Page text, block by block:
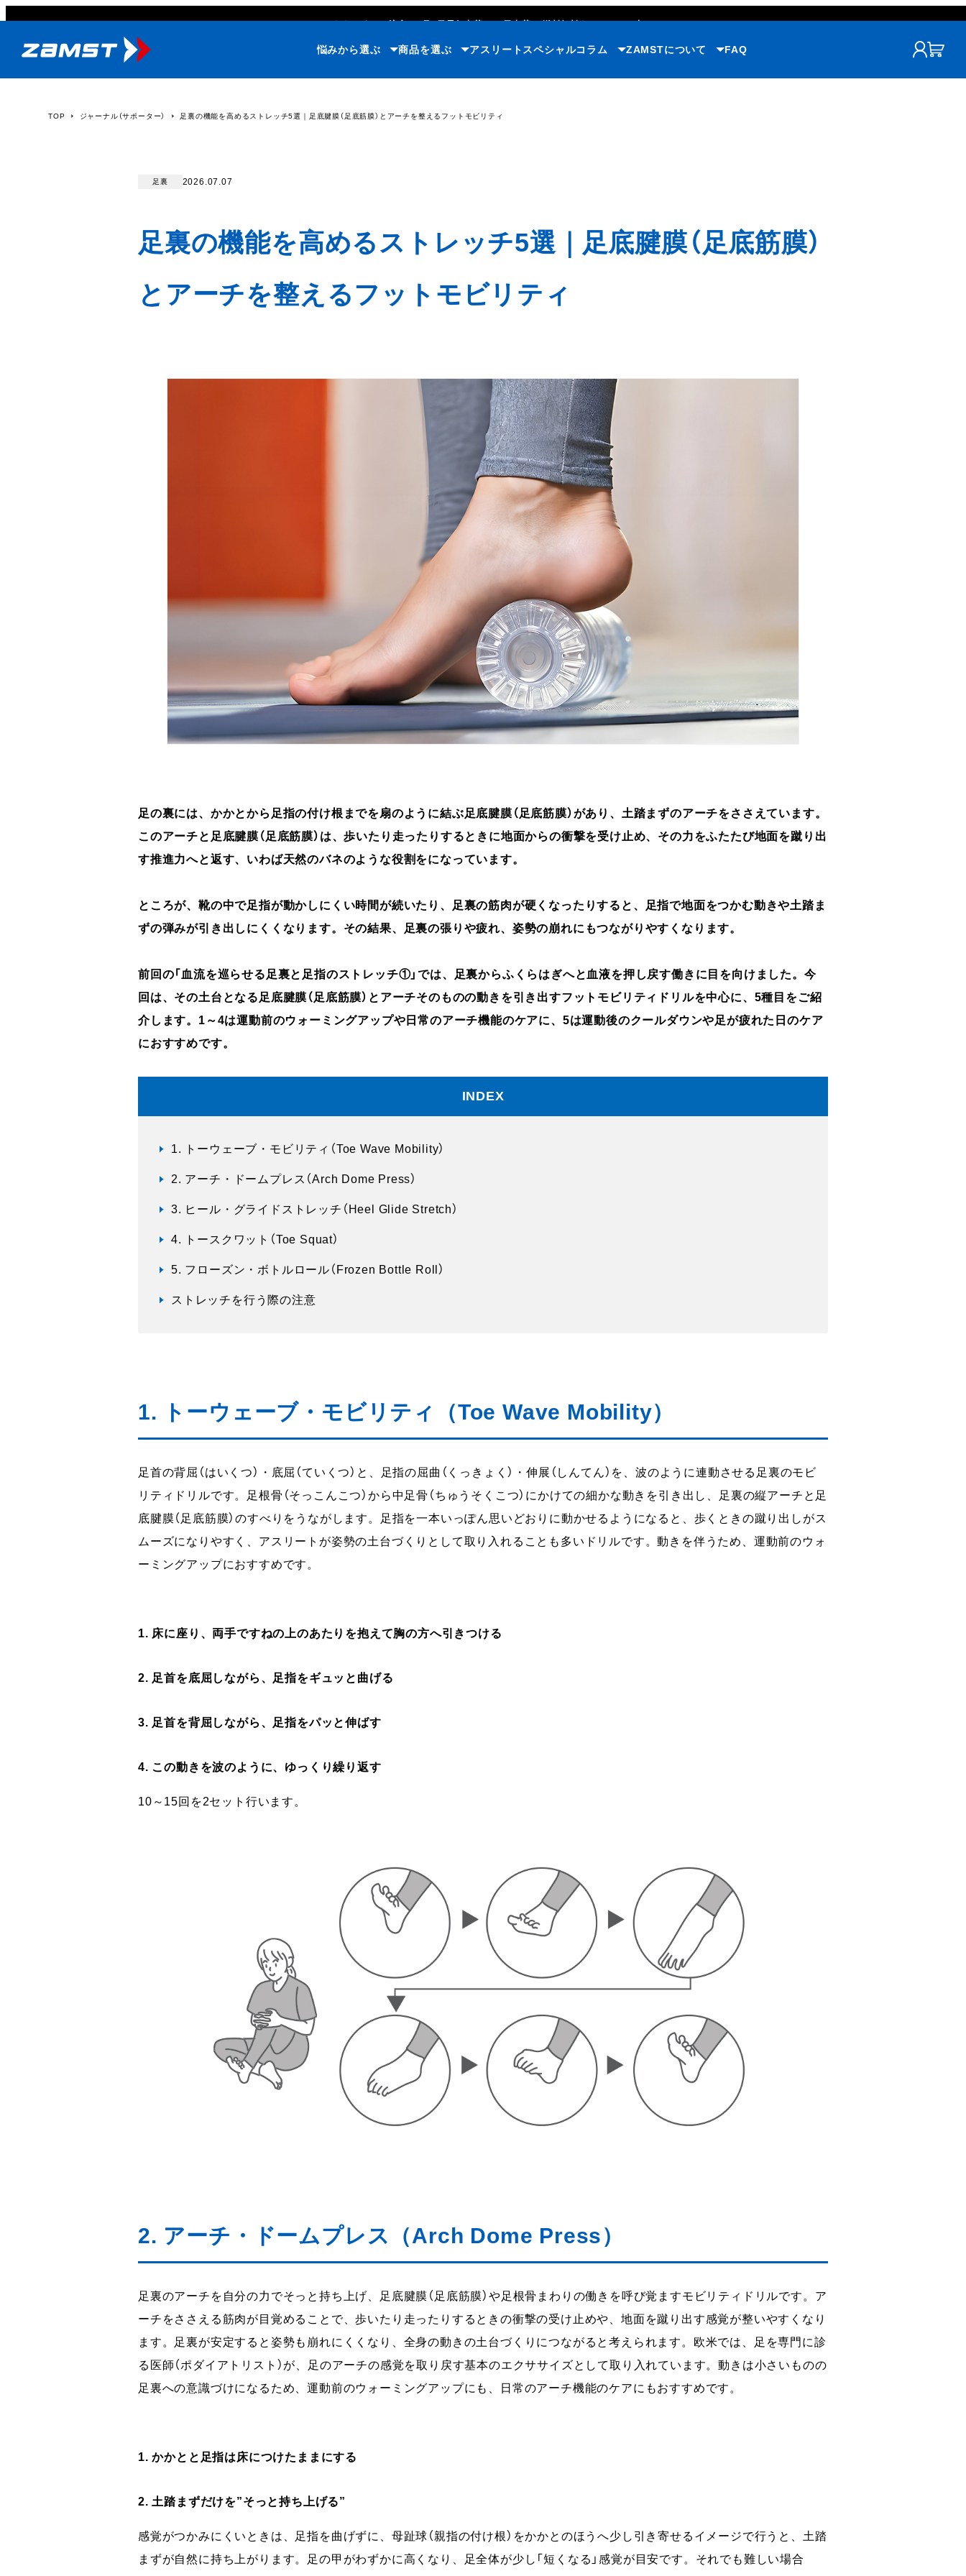
悩みから選ぶ 商品を選ぶ アスリート スペシャルコラム ZAMSTについて FAQ
TOP ジャーナル（サポーター） 足裏の機能を高めるストレッチ5選｜足底腱膜（足底筋膜）とアーチを整えるフットモビリティ
足裏 2026.07.07
足裏の機能を高めるストレッチ5選｜足底腱膜（足底筋膜）
とアーチを整えるフットモビリティ
足の裏には、かかとから足指の付け根までを扇のように結ぶ足底腱膜（足底筋膜）があり、土踏まずのアーチをささえています。
このアーチと足底腱膜（足底筋膜）は、歩いたり走ったりするときに地面からの衝撃を受け止め、その力をふたたび地面を蹴り出
す推進力へと返す、いわば天然のバネのような役割をになっています。
ところが、靴の中で足指が動かしにくい時間が続いたり、足裏の筋肉が硬くなったりすると、足指で地面をつかむ動きや土踏ま
ずの弾みが引き出しにくくなります。その結果、足裏の張りや疲れ、姿勢の崩れにもつながりやすくなります。
前回の「血流を巡らせる足裏と足指のストレッチ①」では、足裏からふくらはぎへと血液を押し戻す働きに目を向けました。今
回は、その土台となる足底腱膜（足底筋膜）とアーチそのものの動きを引き出すフットモビリティドリルを中心に、5種目をご紹
介します。1～4は運動前のウォーミングアップや日常のアーチ機能のケアに、5は運動後のクールダウンや足が疲れた日のケア
におすすめです。
INDEX
1. トーウェーブ・モビリティ（Toe Wave Mobility）
2. アーチ・ドームプレス（Arch Dome Press）
3. ヒール・グライドストレッチ（Heel Glide Stretch）
4. トースクワット（Toe Squat）
5. フローズン・ボトルロール（Frozen Bottle Roll）
ストレッチを行う際の注意
1. トーウェーブ・モビリティ（Toe Wave Mobility）
足首の背屈（はいくつ）・底屈（ていくつ）と、足指の屈曲（くっきょく）・伸展（しんてん）を、波のように連動させる足裏のモビ
リティドリルです。足根骨（そっこんこつ）から中足骨（ちゅうそくこつ）にかけての細かな動きを引き出し、足裏の縦アーチと足
底腱膜（足底筋膜）のすべりをうながします。足指を一本いっぽん思いどおりに動かせるようになると、歩くときの蹴り出しがス
ムーズになりやすく、アスリートが姿勢の土台づくりとして取り入れることも多いドリルです。動きを伴うため、運動前のウォ
ーミングアップにおすすめです。
1. 床に座り、両手ですねの上のあたりを抱えて胸の方へ引きつける
2. 足首を底屈しながら、足指をギュッと曲げる
3. 足首を背屈しながら、足指をパッと伸ばす
4. この動きを波のように、ゆっくり繰り返す
10～15回を2セット行います。
2. アーチ・ドームプレス（Arch Dome Press）
足裏のアーチを自分の力でそっと持ち上げ、足底腱膜（足底筋膜）や足根骨まわりの働きを呼び覚ますモビリティドリルです。ア
ーチをささえる筋肉が目覚めることで、歩いたり走ったりするときの衝撃の受け止めや、地面を蹴り出す感覚が整いやすくなり
ます。足裏が安定すると姿勢も崩れにくくなり、全身の動きの土台づくりにつながると考えられます。欧米では、足を専門に診
る医師（ポダイアトリスト）が、足のアーチの感覚を取り戻す基本のエクササイズとして取り入れています。動きは小さいものの
足裏への意識づけになるため、運動前のウォーミングアップにも、日常のアーチ機能のケアにもおすすめです。
1. かかとと足指は床につけたままにする
2. 土踏まずだけを”そっと持ち上げる”
感覚がつかみにくいときは、足指を曲げずに、母趾球（親指の付け根）をかかとのほうへ少し引き寄せるイメージで行うと、土踏
まずが自然に持ち上がります。足の甲がわずかに高くなり、足全体が少し「短くなる」感覚が目安です。それでも難しい場合